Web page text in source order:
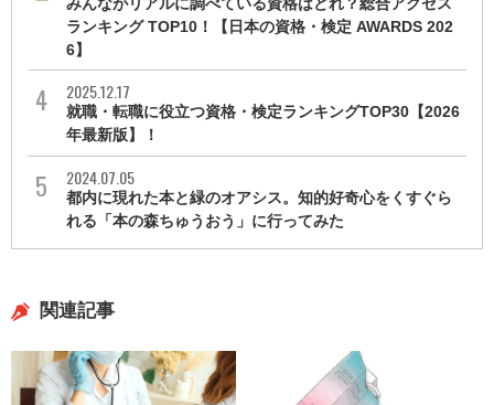
ランキング TOP10！【日本の資格・検定 AWARDS 202
6】
2025.12.17
就職・転職に役立つ資格・検定ランキングTOP30【2026
年最新版】！
2024.07.05
都内に現れた本と緑のオアシス。知的好奇心をくすぐら
れる「本の森ちゅうおう」に行ってみた
関連記事